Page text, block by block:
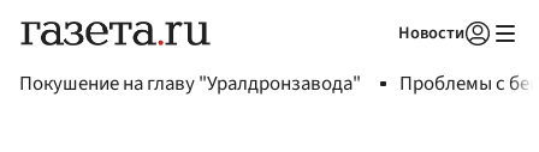
Новости
Покушение на главу "Уралдронзавода" Проблемы с